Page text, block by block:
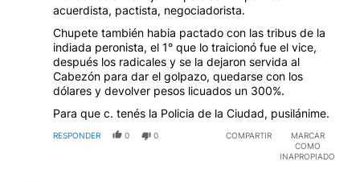
acuerdista, pactista, negociadorista.
Chupete también habia pactado con las tribus de la
indiada peronista, el 1° que lo traicionó fue el vice,
después los radicales y se la dejaron servida al
Cabezón para dar el golpazo, quedarse con los
dólares y devolver pesos licuados un 300%.
Para que c. tenés la Policia de la Ciudad, pusilánime.
RESPONDER 0 0 COMPARTIR
MARCAR
COMO
INAPROPIADO